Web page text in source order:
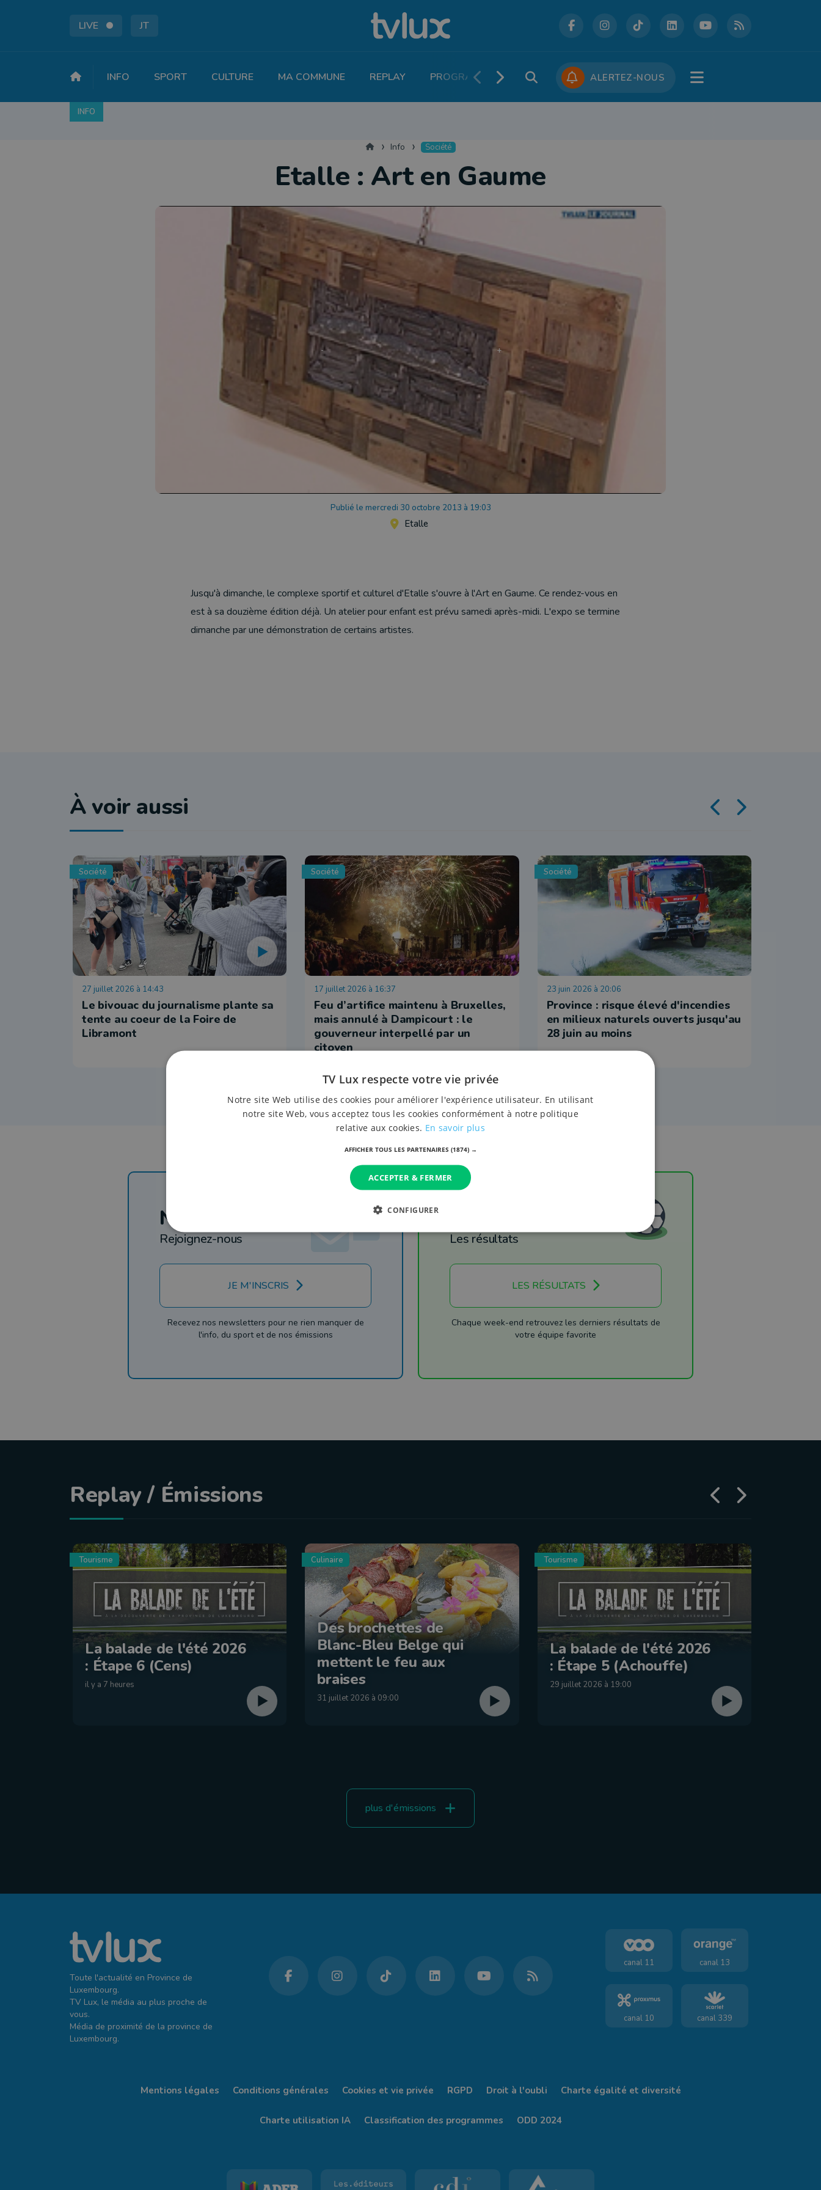
LIVE JT
INFO SPORT CULTURE MA COMMUNE REPLAY PROGRAMME TV PODCASTS CONCOURS JOBS
ALERTEZ-NOUS
INFO
AccueilInfo Société
Etalle : Art en Gaume
Publié le mercredi 30 octobre 2013 à 19:03
Etalle
Jusqu'à dimanche, le complexe sportif et culturel d'Etalle s'ouvre à l'Art en Gaume. Ce rendez-vous en
est à sa douzième édition déjà. Un atelier pour enfant est prévu samedi après-midi. L'expo se termine
dimanche par une démonstration de certains artistes.
À voir aussi
Société
27 juillet 2026 à 14:43
Le bivouac du journalisme plante sa
tente au coeur de la Foire de
Libramont
Société
17 juillet 2026 à 16:37
Feu d’artifice maintenu à Bruxelles,
mais annulé à Dampicourt : le
gouverneur interpellé par un
citoyen
Société
23 juin 2026 à 20:06
Province : risque élevé d'incendies
en milieux naturels ouverts jusqu'au
28 juin au moins
Newsletter
Rejoignez-nous
JE M'INSCRIS
Recevez nos newsletters pour ne rien manquer de
l'info, du sport et de nos émissions
Les résultats
LES RÉSULTATS
Chaque week-end retrouvez les derniers résultats de
votre équipe favorite
Replay / Émissions
Tourisme
La balade de l'été 2026
: Étape 6 (Cens)
il y a 7 heures
Culinaire
Des brochettes de
Blanc-Bleu Belge qui
mettent le feu aux
braises
31 juillet 2026 à 09:00
Tourisme
La balade de l'été 2026
: Étape 5 (Achouffe)
29 juillet 2026 à 19:00
plus d'émissions
Toute l'actualité en Province de
Luxembourg.
TV Lux, le média au plus proche de
vous.
Média de proximité de la province de
Luxembourg.
canal 11 canal 13
canal 10 canal 339
Mentions légales Conditions générales Cookies et vie privée RGPD Droit à l'oubli Charte égalité et diversité
Charte utilisation IA Classification des programmes ODD 2024
TV Lux respecte votre vie privée
Notre site Web utilise des cookies pour améliorer l'expérience utilisateur. En utilisant
notre site Web, vous acceptez tous les cookies conformément à notre politique
relative aux cookies. En savoir plus
AFFICHER TOUS LES PARTENAIRES (1874) →
ACCEPTER & FERMER
CONFIGURER